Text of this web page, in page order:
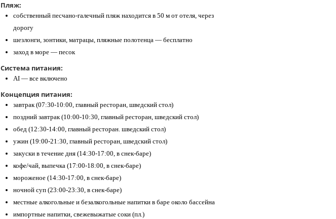
Пляж:
собственный песчано-галечный пляж находится в 50 м от отеля, через
дорогу
шезлонги, зонтики, матрацы, пляжные полотенца — бесплатно
заход в море — песок
Система питания:
AI — все включено
Концепция питания:
завтрак (07:30-10:00, главный ресторан, шведский стол)
поздний завтрак (10:00-10:30, главный ресторан, шведский стол)
обед (12:30-14:00, главный ресторан. шведский стол)
ужин (19:00-21:30, главный ресторан, шведский стол)
закуски в течение дня (14:30-17:00, в снек-баре)
кофе/чай, выпечка (17:00-18:00, в снек-баре)
мороженое (14:30-17:00, в снек-баре)
ночной суп (23:00-23:30, в снек-баре)
местные алкогольные и безалкогольные напитки в баре около бассейна
импортные напитки, свежевыжатые соки (пл.)